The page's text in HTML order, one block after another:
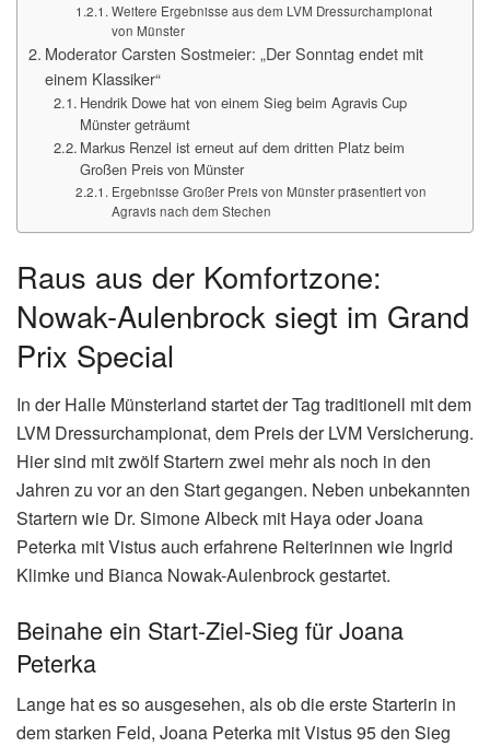
Weitere Ergebnisse aus dem LVM Dressurchampionat
von Münster
Moderator Carsten Sostmeier: „Der Sonntag endet mit
einem Klassiker“
Hendrik Dowe hat von einem Sieg beim Agravis Cup
Münster geträumt
Markus Renzel ist erneut auf dem dritten Platz beim
Großen Preis von Münster
Ergebnisse Großer Preis von Münster präsentiert von
Agravis nach dem Stechen
Raus aus der Komfortzone:
Nowak-Aulenbrock siegt im Grand
Prix Special
In der Halle Münsterland startet der Tag traditionell mit dem
LVM Dressurchampionat, dem Preis der LVM Versicherung.
Hier sind mit zwölf Startern zwei mehr als noch in den
Jahren zu vor an den Start gegangen. Neben unbekannten
Startern wie Dr. Simone Albeck mit Haya oder Joana
Peterka mit Vistus auch erfahrene Reiterinnen wie Ingrid
Klimke und Bianca Nowak-Aulenbrock gestartet.
Beinahe ein Start-Ziel-Sieg für Joana
Peterka
Lange hat es so ausgesehen, als ob die erste Starterin in
dem starken Feld, Joana Peterka mit Vistus 95 den Sieg